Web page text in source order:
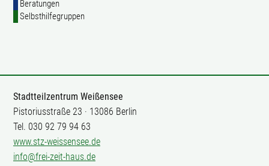
Beratungen
Selbsthilfegruppen
Stadtteilzentrum Weißensee
Pistoriusstraße 23 · 13086 Berlin
Tel. 030 92 79 94 63
www.stz-weissensee.de
info@frei-zeit-haus.de